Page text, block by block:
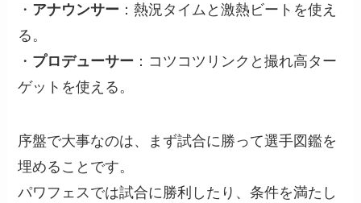
・ アナウンサー ：熱況タイムと激熱ビートを使え
る。
・ プロデューサー ：コツコツリンクと撮れ高ター
ゲットを使える。
序盤で大事なのは、まず試合に勝って選手図鑑を
埋めることです。
パワフェスでは試合に勝利したり、条件を満たし